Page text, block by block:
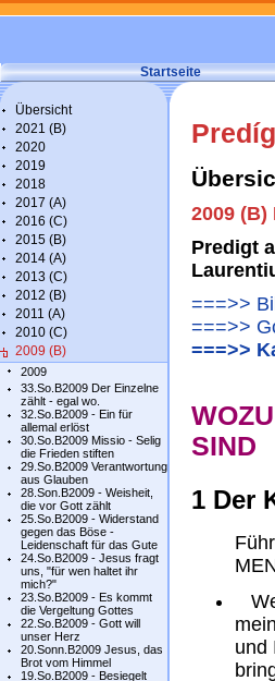
Startseite
Übersicht
2021 (B)
2020
2019
2018
2017 (A)
2016 (C)
2015 (B)
2014 (A)
2013 (C)
2012 (B)
2011 (A)
2010 (C)
2009 (B)
2009
33.So.B2009 Der Einzelne
zählt - egal wo.
32.So.B2009 - Ein für
allemal erlöst
30.So.B2009 Missio - Selig
die Frieden stiften
29.So.B2009 Verantwortung
aus Glauben
28.Son.B2009 - Weisheit,
die vor Gott zählt
25.So.B2009 - Widerstand
gegen das Böse -
Leidenschaft für das Gute
24.So.B2009 - Jesus fragt
uns, "für wen haltet ihr
mich?"
23.So.B2009 - Es kommt
die Vergeltung Gottes
22.So.B2009 - Gott will
unser Herz
20.Sonn.B2009 Jesus, das
Brot vom Himmel
19.So.B2009 - Besiegelt
2009 (B)
Predigt
===>>
===>>
===>>
SIND
1 Der
und